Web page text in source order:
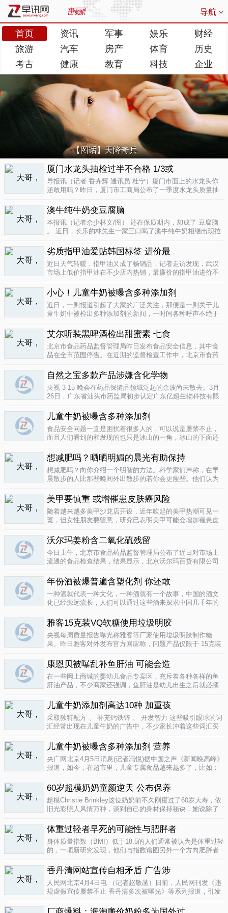
导航
首页 资讯 军事 娱乐
财经
旅游
汽车 房产 体育
历史
考古
健康 教育 科技 企业
【图话】天降奇兵
厦门水龙头抽检过半不合格 1/3或
导报讯（记者 香卉辉 通讯员 杜宁）厦门市面上的水龙头你
还敢用吗？昨日，厦门市工商局公布了一季度水龙头质量抽
批次不合格原因是会产生剧毒。不合格率53.3%涉及多个品
牌据介绍，厦门市工商局今..
澳牛纯牛奶变豆腐脑
本报讯（记者余少林文/图） 还在保质期内，却成了 豆腐脑
。 近日，长乐的林先生一家三口喝了澳牛纯牛奶相继出现拉
纯牛奶并 不纯 ，呈凝固状，像酸奶。昨日上午，林先生向长
乐工商局12315投..
劣质指甲油爱贴韩国标签 进价最
近日天气转暖，指甲油又成了畅销品，记者走访发现，武汉
市场上低价指甲油在不少店内热销，最廉价的指甲油进价不
渡桥夜市上，不少摊位都有五颜六色的指甲油摆卖。 韩国进
口指甲油只要9元，另一个韩国..
小心！儿童牛奶被曝含多种添加剂
近日，一则报道引起了大家的广泛关注，那便是一则关于儿
童牛奶中被检出多种添加剂的新闻，一时间各种呼声不绝于
慌。 每天一斤奶，强壮中国人 ，到底让儿童强壮起来的是牛
奶，还是添加剂？超市中的儿童牛..
艾尔听装黑啤酒检出甜蜜素 七食
北京市食品药品监督管理局昨日发布食品安全信息，其中食
品在全市范围停售。在近期的监督检查工作中，北京市食药
带集团北京蓝宝酒业有限公司生产的 艾尔 听装黑啤酒，检出
不得检出的甜蜜素。北京市..
自然之宝多款产品涉嫌含化学物
央视 3 15 晚会在药品保健品领域泛起的余波尚未散去。3月
26日，广东省汕头市药监局初步认定广东亿超生物科技有限
已涉嫌构成生产销售伪劣产品罪，决定将案件移送汕头市公
安局依法查处。亿..
儿童牛奶被曝含多种添加剂
食品安全问题一直是困扰着很多人的，可以说是屡禁不止，
而且人们看到的和发现的也只是冰山的一角，冰山的下面还
中国家向发达国家进展的过程中的必经之路吧，但是，人们
要为这种发展付出一定的代价，尤其..
想减肥吗？晒晒明媚的晨光有助保持
想减肥吗？向你介绍一个明智的方法。科学家们声称，在早
晨散步的人比那些晚间外出散步的若你会更瘦些。他们认为
国研究人员让54名男性和女性研究参与者在手腕上戴上监控
器，记录他们在一个星期内晒太阳..
美甲要慎重 或增罹患皮肤癌风险
随着越来越多美甲沙龙店开设，近年吹起的美甲热潮可见一
斑，但女性朋友要留意，研究已表明美甲可能会增加罹患皮
美甲很受欢迎是因为它可以防止指甲断裂。但专家表示，美
甲过程中用以硬化凝胶的光疗..
沃尔玛姜粉含二氧化硫残留
今日上午，北京市食品药品监督管理局公布了近日对市场上
流通的食品检查结果，结果显示，北京沃尔玛百货有限公司
款小食品甜蜜素超标。二氧化硫在我国禁止用于姜粉这类食
物，据市食药监局食品安全专家介绍..
年份酒被爆普遍含塑化剂 你还敢
一种酒就代表一种文化，一种酒就有一个故事，中国的酒文
化已经源远流长，人们可以通过这些酒来探求中国几千年的
有害又不能完全戒掉的原因，因为酒已经不只是一种可以喝
的饮品那么简单，就像茶一样有很厚..
雅客15克装VQ软糖使用垃圾明胶
央视每周质量报告曝光称雅客等厂家使用垃圾明胶制作糖
果。昨日雅客对外发布官方回应称，问题产品仅限于 15克装
生产该产品，并将嘉利达明胶原料全部封存。对已上市流通
产品，雅客表示已于3月15..
康恩贝被曝乱补鱼肝油 可能会造
在一些网上商城的婴幼儿食品专卖区，充斥着各种各样的鱼
肝油产品，不少商家还强调，鱼肝油是幼儿出生之后就必须
孩子服用鱼肝油。而实际上，以食品身份出现的鱼肝油是药
品，过量补充会对孩子产生伤害。在..
儿童牛奶添加剂高达10种 加重孩
采取独特配方 、 补充钙铁锌 、 开发智力 这些吸引眼球的词
汇经常出现在儿童牛奶的广告中，不少家长冲着这些词汇买
示，孩子应该尽量少喝。超市儿童牛奶添加剂高达10种昨
天，重庆晨报记者在杨家坪..
儿童牛奶被曝含多种添加剂 营养
央广网北京4月5日消息(记者冯悦)据中国之声《新闻晚高峰》
报道，如今，在超市里，儿童专属食品越来越多了，比如：
非常独特，因此，备受孩子们和家长的喜爱。然而，一些营
养专家指出，儿童牛奶比普通..
60岁超模奶奶童颜逆天 公布保养
超模Christie Brinkley这位奶奶前不久刚度过了60岁大寿，依
旧光彩照人风情万种，谈到自己的身材保持秘诀，她说除了
外，从12岁开始她就是个素食主义者，早餐吃燕麦粥加果
酱，午餐豆子..
体重过轻者早死的可能性与肥胖者
身体质量指数（BMI）低于18.5的人们通常被认为是体重过轻
的，一项新研究发现，他们与指数谱图另外一个方向肥胖者
（如果是粗略的）整体健康指标的可靠性。这个测量值反映
一个人的高度与重量的比..
香丹清网站宣传自相矛盾 广告涉
人民网北京4月4日电 （记者赵敬菡）日前，人民网刊发《违
规虚假宣传屡禁不止 香丹清多次被曝光》等系列报道，引发
官方销售网站存在备案信息不明、涉嫌违规发布广告、宣传